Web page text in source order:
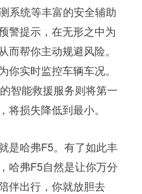
系统等丰富的安全辅助
警提示，在无形之中为
而帮你主动规避风险。
你实时监控车辆车况。
智能救援服务则将第一
将损失降低到最小。
是哈弗F5。有了如此丰
哈弗F5自然是让你万分
伴出行，你就放胆去